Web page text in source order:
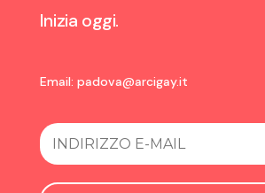
Inizia oggi.
Email: padova@arcigay.it